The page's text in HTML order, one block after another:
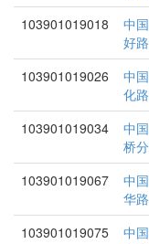
103901019018
中
好
103901019026
中
化
103901019034
中
桥
103901019067
中
华
103901019075
中